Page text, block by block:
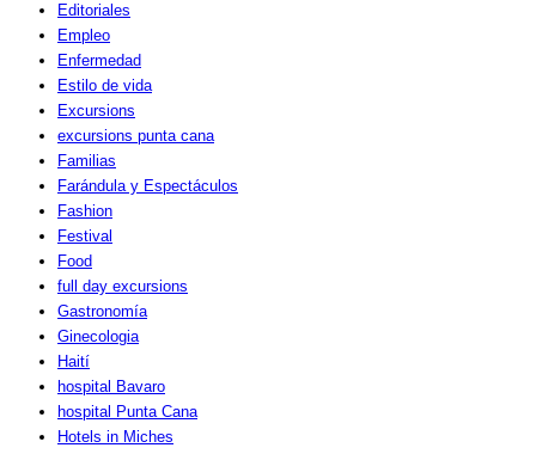
Editoriales
Empleo
Enfermedad
Estilo de vida
Excursions
excursions punta cana
Familias
Farándula y Espectáculos
Fashion
Festival
Food
full day excursions
Gastronomía
Ginecologia
Haití
hospital Bavaro
hospital Punta Cana
Hotels in Miches